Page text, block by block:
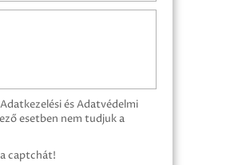
és Adatvédelmi
esetben nem tudjuk a
captchát!